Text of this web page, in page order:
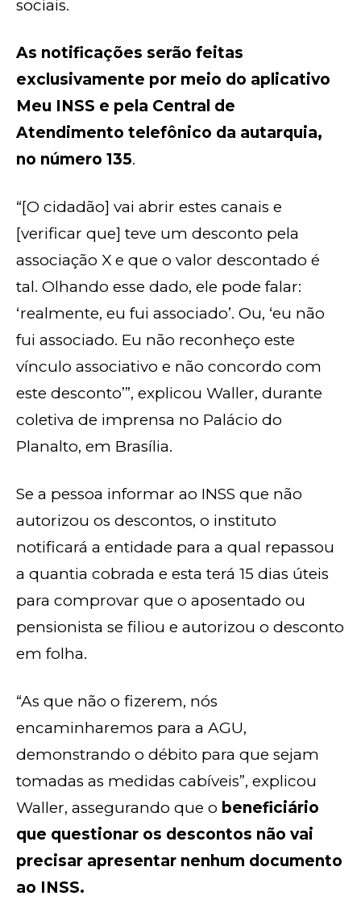
sociais.
As notificações serão feitas
exclusivamente por meio do aplicativo
Meu INSS e pela Central de
Atendimento telefônico da autarquia,
no número 135.
“[O cidadão] vai abrir estes canais e
[verificar que] teve um desconto pela
associação X e que o valor descontado é
tal. Olhando esse dado, ele pode falar:
‘realmente, eu fui associado’. Ou, ‘eu não
fui associado. Eu não reconheço este
vínculo associativo e não concordo com
este desconto’”, explicou Waller, durante
coletiva de imprensa no Palácio do
Planalto, em Brasília.
Se a pessoa informar ao INSS que não
autorizou os descontos, o instituto
notificará a entidade para a qual repassou
a quantia cobrada e esta terá 15 dias úteis
para comprovar que o aposentado ou
pensionista se filiou e autorizou o desconto
em folha.
“As que não o fizerem, nós
encaminharemos para a AGU,
demonstrando o débito para que sejam
tomadas as medidas cabíveis”, explicou
Waller, assegurando que o beneficiário
que questionar os descontos não vai
precisar apresentar nenhum documento
ao INSS.